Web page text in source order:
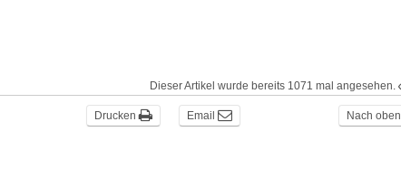
Dieser Artikel wurde bereits 1071 mal angesehen.
Nach oben
Email
Drucken